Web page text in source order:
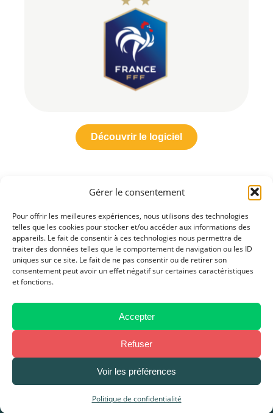
Gérer le consentement
Pour offrir les meilleures expériences, nous utilisons des technologies
telles que les cookies pour stocker et/ou accéder aux informations des
appareils. Le fait de consentir à ces technologies nous permettra de
traiter des données telles que le comportement de navigation ou les ID
uniques sur ce site. Le fait de ne pas consentir ou de retirer son
consentement peut avoir un effet négatif sur certaines caractéristiques
et fonctions.
Accepter
Refuser
Voir les préférences
Politique de confidentialité
Découvrir le logiciel
–Politique de Confidentialité
CGU / CGV